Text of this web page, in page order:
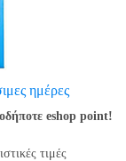
ημέρες
eshop point!
τιμές